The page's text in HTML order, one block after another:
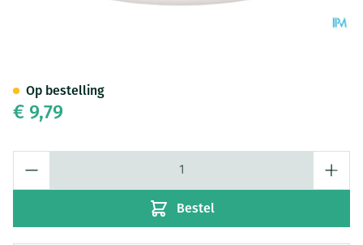
€ 9,79
Bestel
Op bestelling